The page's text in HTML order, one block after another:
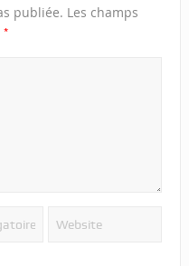
publiée. Les champs
*